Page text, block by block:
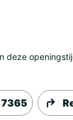
deze